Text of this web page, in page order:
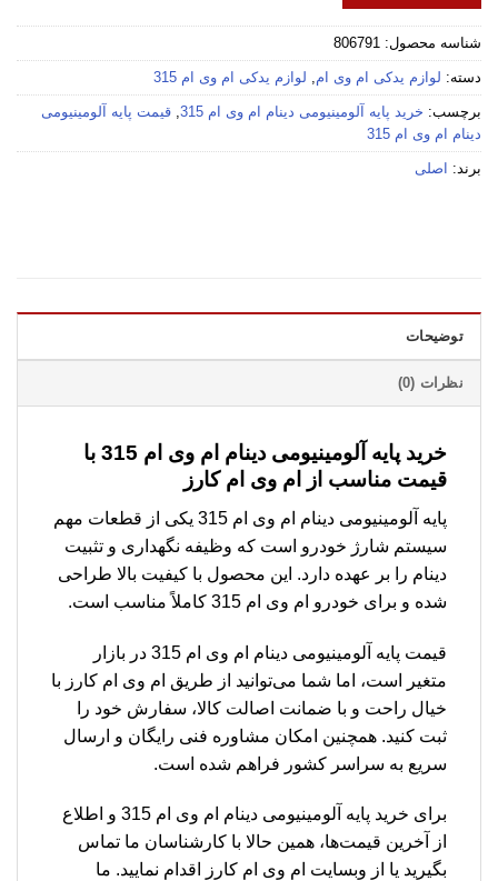
شناسه محصول: 806791
دسته: لوازم یدکی ام وی ام, لوازم یدکی ام وی ام 315
برچسب: خرید پایه آلومینیومی دینام ام وی ام 315 , قیمت پایه آلومینیومی
دینام ام وی ام 315
برند: اصلی
توضیحات
نظرات (0)
خرید پایه آلومینیومی دینام ام وی ام 315 با
قیمت مناسب از ام وی ام کارز
پایه آلومینیومی دینام ام وی ام 315 یکی از قطعات مهم
سیستم شارژ خودرو است که وظیفه نگهداری و تثبیت
دینام را بر عهده دارد. این محصول با کیفیت بالا طراحی
شده و برای خودرو ام وی ام 315 کاملاً مناسب است.
قیمت پایه آلومینیومی دینام ام وی ام 315 در بازار
متغیر است، اما شما می‌توانید از طریق ام وی ام کارز با
خیال راحت و با ضمانت اصالت کالا، سفارش خود را
ثبت کنید. همچنین امکان مشاوره فنی رایگان و ارسال
سریع به سراسر کشور فراهم شده است.
برای خرید پایه آلومینیومی دینام ام وی ام 315 و اطلاع
از آخرین قیمت‌ها، همین حالا با کارشناسان ما تماس
بگیرید یا از وبسایت ام وی ام کارز اقدام نمایید. ما